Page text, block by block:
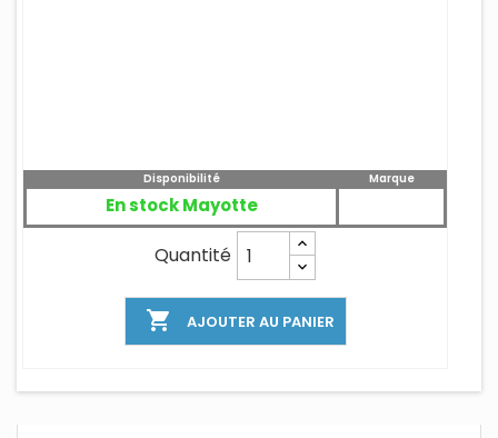
Disponibilité
En stock Mayotte
Marque
Quantité
 AJOUTER AU PANIER